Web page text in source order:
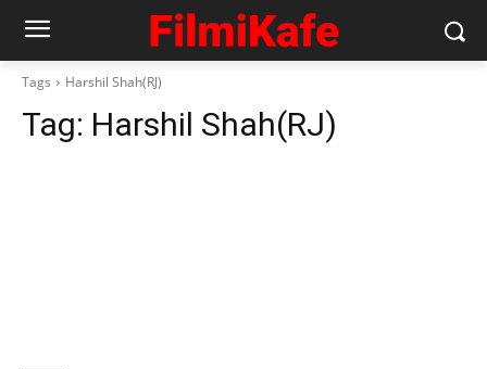
Tags Harshil Shah(RJ)
Tag: Harshil Shah(RJ)